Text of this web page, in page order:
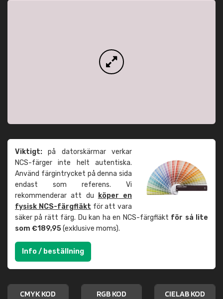
Viktigt: på datorskärmar verkar
NCS-färger inte helt autentiska.
Använd färgintrycket på denna sida
endast som referens. Vi
rekommenderar att du
köper en
fysisk NCS-färgfläkt för att vara
säker på rätt färg. Du kan ha en NCS-färgfläkt för så lite
som €189,95(exklusive moms).
Info / beställning
CMYK KOD RGB KOD CIELAB KOD